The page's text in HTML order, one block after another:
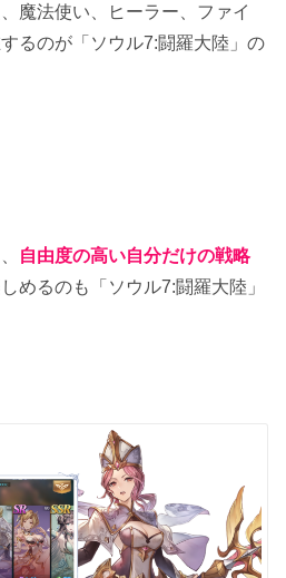
魔法使い、ヒーラー、ファイ
るのが「ソウル7:闘羅大陸」の
自由度の高い自分だけの戦略
めるのも「ソウル7:闘羅大陸」